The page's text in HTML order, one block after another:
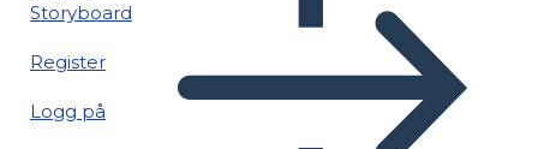
Storyboard
Register
Logg på